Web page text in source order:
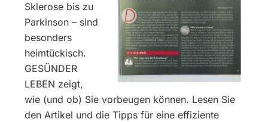
Sklerose bis zu
Parkinson – sind
besonders
heimtückisch.
GESÜNDER
LEBEN zeigt,
wie (und ob) Sie vorbeugen können. Lesen Sie
den Artikel und die Tipps für eine effiziente